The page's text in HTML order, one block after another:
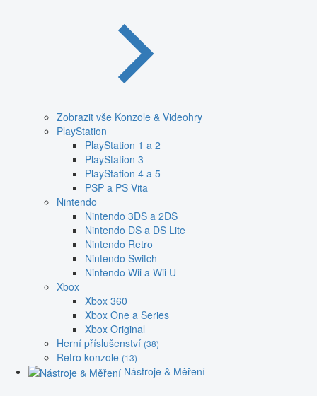
Zobrazit vše Konzole & Videohry
PlayStation
PlayStation 1 a 2
PlayStation 3
PlayStation 4 a 5
PSP a PS Vita
Nintendo
Nintendo 3DS a 2DS
Nintendo DS a DS Lite
Nintendo Retro
Nintendo Switch
Nintendo Wii a Wii U
Xbox
Xbox 360
Xbox One a Series
Xbox Original
Herní příslušenství (38)
Retro konzole (13)
Nástroje & Měření